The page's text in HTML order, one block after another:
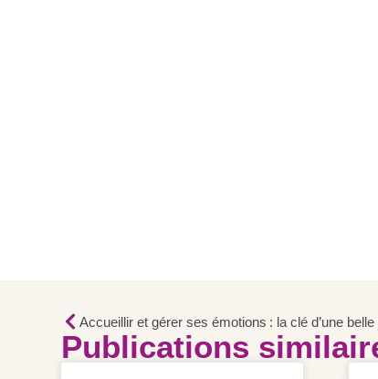
Accueillir et gérer ses émotions : la clé d’une belle
Publications